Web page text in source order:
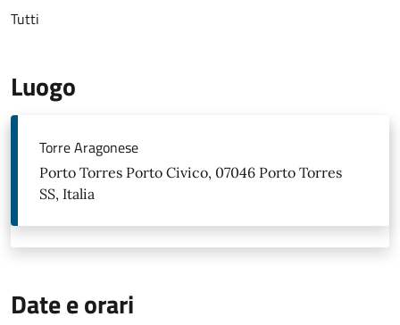
Tutti
Luogo
Torre Aragonese
Porto Torres Porto Civico, 07046 Porto Torres
SS, Italia
Date e orari